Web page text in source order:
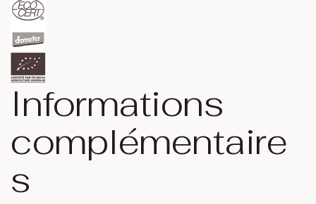
Informations
complémentaire
s